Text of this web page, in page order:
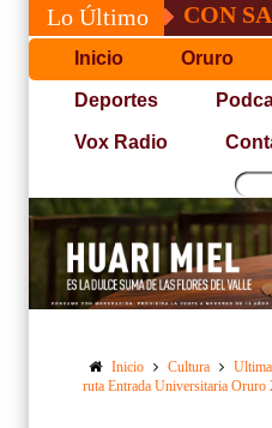
Lo Último
PUDO CON SAN
Inicio Oruro
Deportes
Vox Radio
Inicio Cultura
ruta Entrada Universitaria Oruro